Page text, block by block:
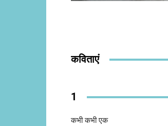
कविताएं
1
कभी कभी एक